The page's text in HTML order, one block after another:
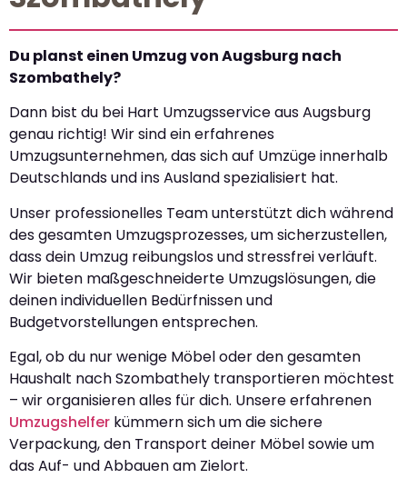
Du planst einen Umzug von Augsburg nach
Szombathely?
Dann bist du bei Hart Umzugsservice aus Augsburg
genau richtig! Wir sind ein erfahrenes
Umzugsunternehmen, das sich auf Umzüge innerhalb
Deutschlands und ins Ausland spezialisiert hat.
Unser professionelles Team unterstützt dich während
des gesamten Umzugsprozesses, um sicherzustellen,
dass dein Umzug reibungslos und stressfrei verläuft.
Wir bieten maßgeschneiderte Umzugslösungen, die
deinen individuellen Bedürfnissen und
Budgetvorstellungen entsprechen.
Egal, ob du nur wenige Möbel oder den gesamten
Haushalt nach Szombathely transportieren möchtest
– wir organisieren alles für dich. Unsere erfahrenen
Umzugshelfer kümmern sich um die sichere
Verpackung, den Transport deiner Möbel sowie um
das Auf- und Abbauen am Zielort.